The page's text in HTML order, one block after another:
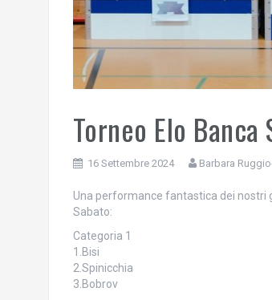
Torneo Elo
16 Settembre 2024 Barbara
Una performance fantastica dei nostri
Sabato:
Categoria 1
1.Bisi
2.Spinicchia
3.Bobrov